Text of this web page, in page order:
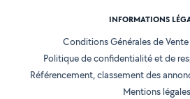
INFORMATIONS
Conditions Générales de
Politique de confidentialité et de
Référencement, classement des
Mentions légales